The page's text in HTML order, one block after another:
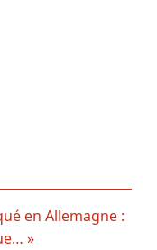
en Allemagne :
»